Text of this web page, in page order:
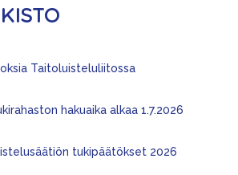
Taitoluisteluliitossa
hakuaika alkaa 1.7.2026
tukipäätökset 2026